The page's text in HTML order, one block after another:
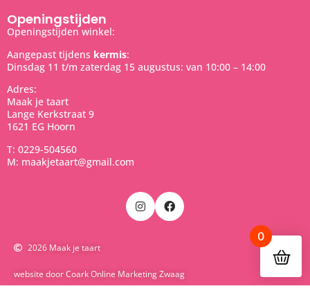
Openingstijden
Openingstijden winkel:
Aangepast tijdens kermis:
Dinsdag 11 t/m zaterdag 15 augustus: van 10:00 – 14:00
Adres:
Maak je taart
Lange Kerkstraat 9
1621 EG Hoorn
T: 0229-504560
M: maakjetaart@gmail.com
2026 Maak je taart
website door Coark Online Marketing Zwaag
0